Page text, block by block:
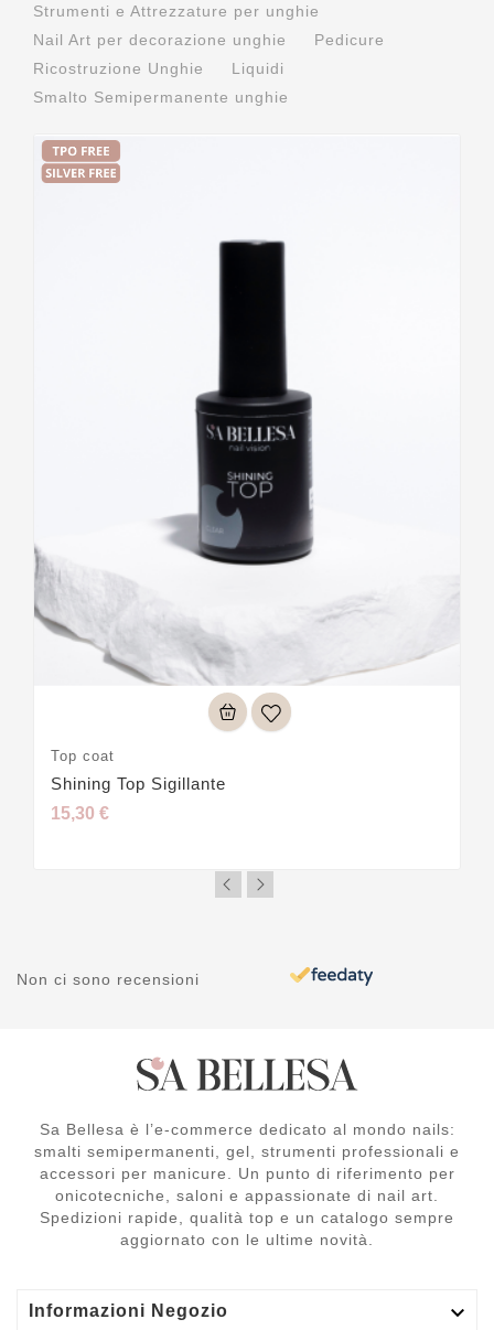
Strumenti e Attrezzature per unghie
Nail Art per decorazione unghie
Pedicure
Ricostruzione Unghie
Liquidi
Smalto Semipermanente unghie
Top coat
Shining Top Sigillante
15,30 €
Non ci sono recensioni
Sa Bellesa è l’e-commerce dedicato al mondo nails:
smalti semipermanenti, gel, strumenti professionali e
accessori per manicure. Un punto di riferimento per
onicotecniche, saloni e appassionate di nail art.
Spedizioni rapide, qualità top e un catalogo sempre
aggiornato con le ultime novità.
Informazioni Negozio 